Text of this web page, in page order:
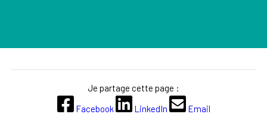
Je partage cette page :
Facebook
LinkedIn Email